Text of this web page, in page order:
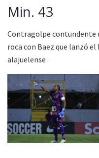
Min. 43
Contragolpe contundente
roca con Baez que lanzó
alajuelense .